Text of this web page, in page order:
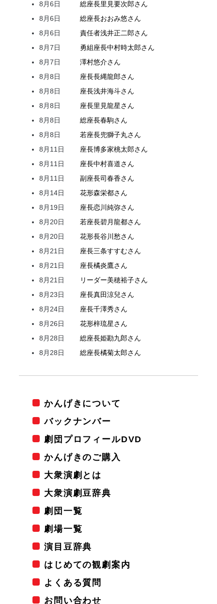
8月6日
総座長里見要次郎さん
8月6日
総座長おおみ悠さん
8月6日
責任者浅井正二郎さん
8月7日
勇組座長中村時太郎さん
8月7日
澤村悠介さん
8月8日
座長長縄龍郎さん
8月8日
座長浅井海斗さん
8月8日
座長里見龍星さん
8月8日
総座長春駒さん
8月8日
若座長兜獅子丸さん
8月11日
座長博多家桃太郎さん
8月11日
座長中村喜道さん
8月11日
副座長司春香さん
8月14日
花形森栄都さん
8月19日
座長恋川純弥さん
8月20日
若座長碧月龍都さん
8月20日
花形長谷川愁さん
8月21日
座長三条すすむさん
8月21日
座長橘炎鷹さん
8月21日
リーダー美穂裕子さん
8月23日
座長真田涼兒さん
8月24日
座長千澤秀さん
8月26日
花形梓琉星さん
8月28日
総座長姫勘九郎さん
8月28日
総座長橘菊太郎さん
かんげきについて
バックナンバー
劇団プロフィールDVD
かんげきのご購入
大衆演劇とは
大衆演劇豆辞典
劇団一覧
劇場一覧
演目豆辞典
はじめての観劇案内
よくある質問
お問い合わせ